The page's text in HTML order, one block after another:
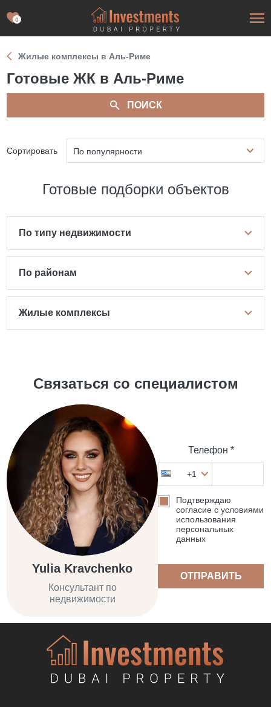
0
Жилые комплексы в Аль-Риме
Готовые ЖК в Аль-Риме
ПОИСК
Сортировать По популярности
Готовые подборки объектов
По типу недвижимости
По районам
Жилые комплексы
Связаться со специалистом
Yulia Kravchenko
Консультант по
недвижимости
Телефон *
+1
Подтверждаю
согласие с условиями
использования
персональных
данных
ОТПРАВИТЬ